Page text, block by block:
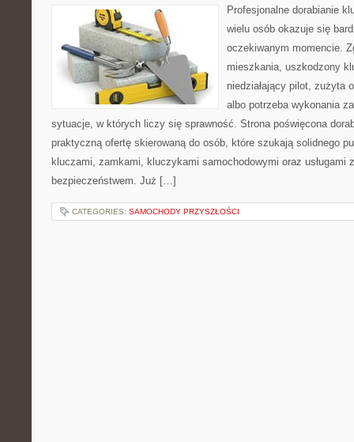
Profesjonalne dorabianie
wielu osób okazuje się
oczekiwanym momencie.
mieszkania, uszkodzony
niedziałający pilot, zużyta
albo potrzeba wykonania
sytuacje, w których liczy się sprawność. Strona poświęcona
praktyczną ofertę skierowaną do osób, które szukają solidnego
kluczami, zamkami, kluczykami samochodowymi oraz usługami
bezpieczeństwem. Już […]
CATEGORIES: SAMOCHODY PRZYSZŁOŚCI